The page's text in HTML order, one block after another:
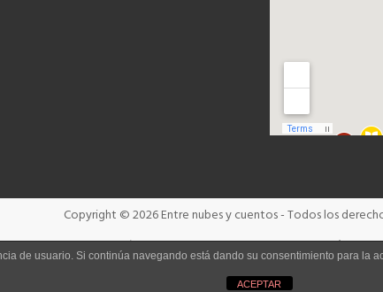
Copyright © 2026Entre nubes y cuentos- Todos los
Términos y condiciones Aviso Legal Política de
de usuario. Si continúa navegando está dando su consentimiento para la
ACEPTAR